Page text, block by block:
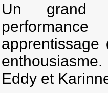
Un grand
Eddy et